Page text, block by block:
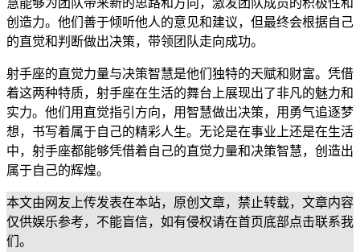
创造力。他们善于倾听他人的意见和建议，但最终会根据自己
的直觉和判断做出决策，带领团队走向成功。
射手座的直觉力量与决策智慧是他们独特的天赋和财富。凭借
着这两种特质，射手座在生活的舞台上展现出了非凡的魅力和
实力。他们用直觉指引方向，用智慧做出决策，用勇气追逐梦
想，书写着属于自己的精彩人生。无论是在事业上还是在生活
中，射手座都能够凭借着自己的直觉力量和决策智慧，创造出
属于自己的辉煌。
本文由网友上传发表在本站，原创文章，禁止转载，文章内容
仅供娱乐参考，不能盲信，如有侵权请在首页底部点击联系我
们。